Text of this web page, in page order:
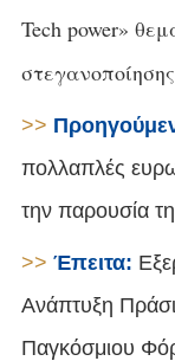
Tech power»
>>
πολλαπλές
την παρουσία
>> Έπειτα:
Ανάπτυξη
Παγκόσμιου